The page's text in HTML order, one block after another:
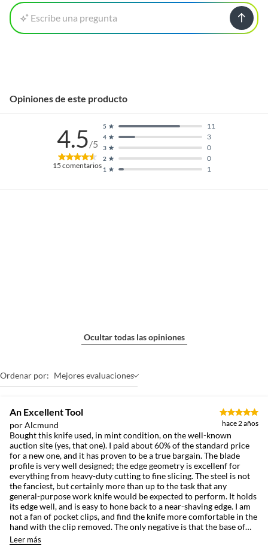
Escribe una pregunta
Opiniones de este producto
4.5/5
15 comentarios 1 1
2 0
3 0
4 3
5 11
Ocultar todas las opiniones
Ordenar por: Mejores evaluaciones
An Excellent Tool
por Alcmund hace 2 años
Bought this knife used, in mint condition, on the well-known
auction site (yes, that one). I paid about 60% of the standard price
for a new one, and it has proven to be a true bargain. The blade
profile is very well designed; the edge geometry is excellenf for
everything from heavy-duty cutting to fine slicing. The steel is not
the fanciest, but certainly more than up to the task that any
general-purpose work knife would be expected to perform. It holds
its edge well, and is easy to hone back to a near-shaving edge. I am
not a fan of pocket clips, and find the knife more comfortable in the
hand with the clip removed. The only negative is that the base of
the liner lock/handle design can cause it to pinch your thumb if you
are closing the knife one-handed ( but you quickly get used to
Leer más